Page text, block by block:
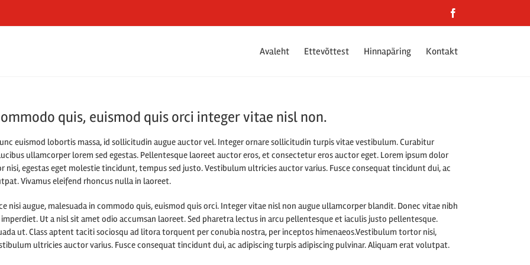
Avaleht Ettevõttest Hinnapäring Kontakt
quis, euismod quis orci integer vitae nisl non.
euismod lobortis massa, id sollicitudin augue auctor vel. Integer ornare sollicitudin turpis vitae vestibulum. Curabitur
ullamcorper lorem sed egestas. Pellentesque laoreet auctor eros, et consectetur eros auctor eget. Lorem ipsum dolor
egestas eget molestie tincidunt, tempus sed justo. Vestibulum ultricies auctor varius. Fusce consequat tincidunt dui, ac
Vivamus eleifend rhoncus nulla in laoreet.
nisi augue, malesuada in commodo quis, euismod quis orci. Integer vitae nisl non augue ullamcorper blandit. Donec vitae nibh
Ut a nisl sit amet odio accumsan laoreet. Sed pharetra lectus in arcu pellentesque et iaculis justo pellentesque.
ut. Class aptent taciti sociosqu ad litora torquent per conubia nostra, per inceptos himenaeos.Vestibulum tortor nisi,
ultricies auctor varius. Fusce consequat tincidunt dui, ac adipiscing turpis adipiscing pulvinar. Aliquam erat volutpat.